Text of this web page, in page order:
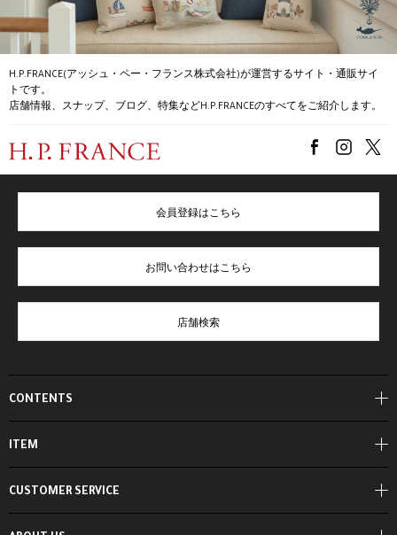
H.P.FRANCE(アッシュ・ペー・フランス株式会社)が運営するサイト・通販サイ
トです。
店舗情報、スナップ、ブログ、特集などH.P.FRANCEのすべてをご紹介します。
CONTENTS
ITEM
会員登録はこちら
お問い合わせはこちら
店舗検索
CUSTOMER SERVICE